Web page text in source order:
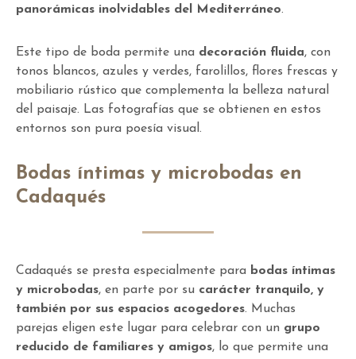
panorámicas inolvidables del Mediterráneo.
Este tipo de boda permite una decoración fluida, con
tonos blancos, azules y verdes, farolillos, flores frescas y
mobiliario rústico que complementa la belleza natural
del paisaje. Las fotografías que se obtienen en estos
entornos son pura poesía visual.
Bodas íntimas y microbodas en
Cadaqués
Cadaqués se presta especialmente para bodas íntimas
y microbodas, en parte por su carácter tranquilo, y
también por sus espacios acogedores. Muchas
parejas eligen este lugar para celebrar con un grupo
reducido de familiares y amigos, lo que permite una